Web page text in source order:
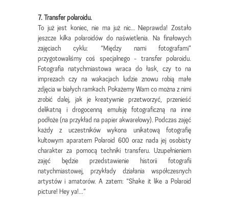
7. Transfer polaroidu.
To już jest koniec, nie ma już nic… Nieprawda! Zostało
jeszcze kilka polaroidów do naświetlenia. Na finałowych
zajęciach cyklu: “Między nami fotografami”
przygotowaliśmy coś specjalnego - transfer polaroidu.
Fotografia natychmiastowa wraca do łask, czy to na
imprezach czy na wakacjach ludzie znowu robią małe
zdjęcia w białych ramkach. Pokażemy Wam co można z nimi
zrobić dalej, jak je kreatywnie przetworzyć, przenieść
delikatną i drogocenną emulsję fotograficzną na inne
podłoże (na przykład na papier akwarelowy). Podczas zajęć
każdy z uczestników wykona unikatową fotografię
kultowym aparatem Polaroid 600 oraz nada jej osobisty
charakter za pomocą techniki transferu. Uzupełnieniem
zajęć będzie przedstawienie historii fotografii
natychmiastowej, przykłady działania współczesnych
artystów i amatorów. A zatem: “Shake it like a Polaroid
picture! Hey ya!...”